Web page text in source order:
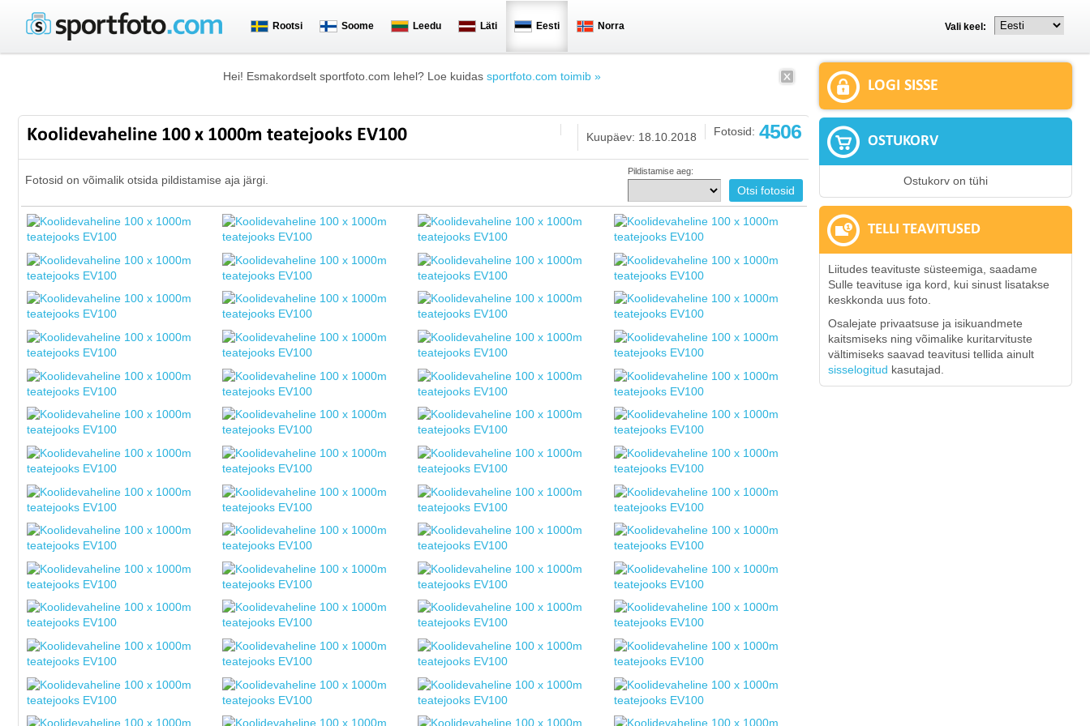
Rootsi Soome Leedu Läti Eesti Norra Vali keel:
Hei! Esmakordselt sportfoto.com lehel? Loe kuidas sportfoto.com toimib »
Koolidevaheline 100 x 1000m teatejooks EV100 Fotosid: 4506
Kuupäev: 18.10.2018
Fotosid on võimalik otsida pildistamise aja järgi.
Pildistamise aeg:
LOGI SISSE
OSTUKORV
Ostukorv on tühi
TELLI TEAVITUSED
Liitudes teavituste süsteemiga, saadame
Sulle teavituse iga kord, kui sinust lisatakse
keskkonda uus foto.
Osalejate privaatsuse ja isikuandmete
kaitsmiseks ning võimalike kuritarvituste
vältimiseks saavad teavitusi tellida ainult
sisselogitud kasutajad.